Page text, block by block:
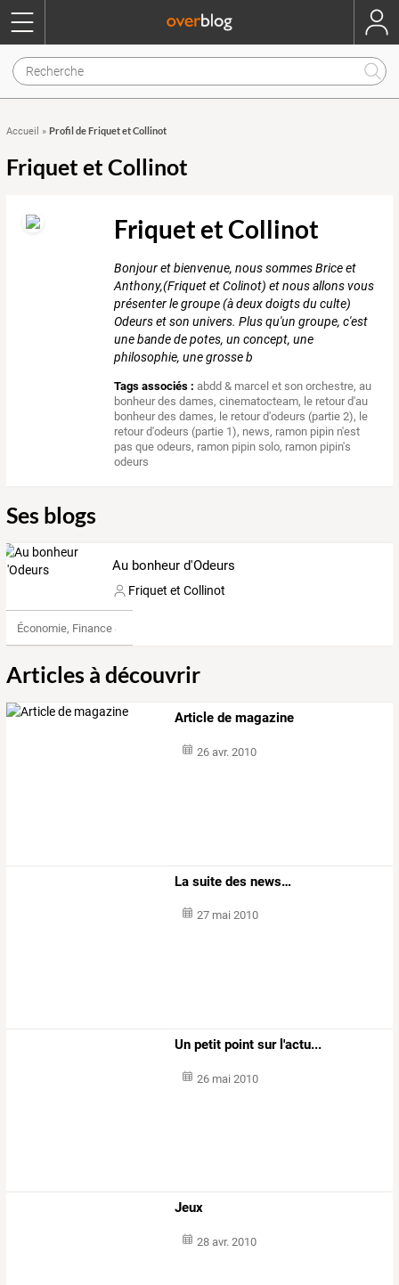
Accueil » Profil de Friquet et Collinot
Friquet et Collinot
Friquet et Collinot
Bonjour et bienvenue, nous sommes Brice et
Anthony,(Friquet et Colinot) et nous allons vous
présenter le groupe (à deux doigts du culte)
Odeurs et son univers. Plus qu'un groupe, c'est
une bande de potes, un concept, une
philosophie, une grosse b
Tags associés : abdd & marcel et son orchestre,au
bonheur des dames,cinematocteam, le retour d'au
bonheur des dames, le retour d'odeurs (partie 2), le
retour d'odeurs (partie 1), news, ramon pipin n'est
pas que odeurs, ramon pipin solo, ramon pipin's
odeurs
Ses blogs
Au bonheur d'Odeurs
Friquet et Collinot
Économie, Finance & Droit
Articles à découvrir
Article de magazine
26 avr. 2010
La suite des news…
27 mai 2010
Un petit point sur l'actu...
26 mai 2010
Jeux
28 avr. 2010